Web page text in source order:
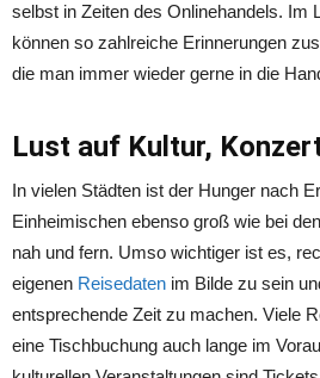
selbst in Zeiten des Onlinehandels. Im
können so zahlreiche Erinnerungen
die man immer wieder gerne in die
Lust auf Kultur,
In vielen Städten ist der Hunger nach
Einheimischen ebenso groß wie bei
nah und fern. Umso wichtiger ist es,
eigenen Reisedaten im Bilde zu sein
entsprechende Zeit zu machen. Viele
eine Tischbuchung auch lange im